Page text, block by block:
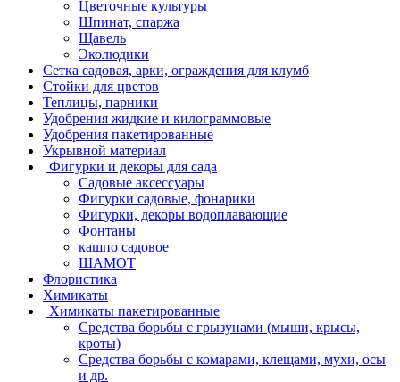
Цветочные культуры
Шпинат, спаржа
Щавель
Эколюдики
Сетка садовая, арки, ограждения для клумб
Стойки для цветов
Теплицы, парники
Удобрения жидкие и килограммовые
Удобрения пакетированные
Укрывной материал
Фигурки и декоры для сада
Садовые аксессуары
Фигурки садовые, фонарики
Фигурки, декоры водоплавающие
Фонтаны
кашпо садовое
ШАМОТ
Флористика
Химикаты
Химикаты пакетированные
Средства борьбы с грызунами (мыши, крысы,
кроты)
Средства борьбы с комарами, клещами, мухи, осы
и др.